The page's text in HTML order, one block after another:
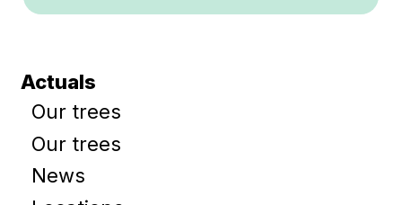
Actuals
Our trees
Our trees
News